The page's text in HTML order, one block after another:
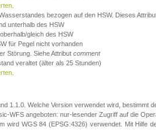
bezogen auf den HSW. Dieses
unterhalb des HSW
gleich des HSW
für Pegel nicht vorhanden
Störung. Siehe Attribut comment
veraltet (älter als 25 Stunden)
1.1.0. Welche Version verwendet wird, bestimmt
WFS angeboten: nur-lesender Zugriff auf die
wird WGS 84 (EPSG:4326) verwendet. Mit Hilfe